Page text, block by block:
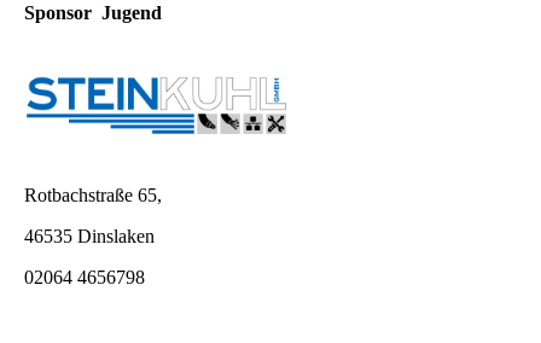
Sponsor Jugend
Rotbachstraße 65,
46535 Dinslaken
02064 4656798